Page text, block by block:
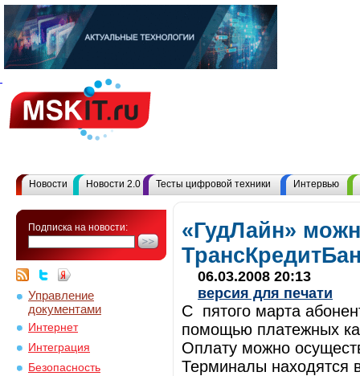
Новости Новости 2.0 Тесты цифровой техники Интервью
Подписка на новости:
Управление
документами
Интернет
Интеграция
Безопасность
«ГудЛайн»
06.03.2008 20:13
версия для печати
С пятого марта
помощью платежных
Оплату можно
Терминалы находятся